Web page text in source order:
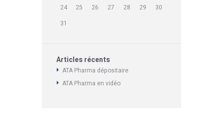
24
25 26 27 28 29
30
31
Articles récents
ATA Pharma dépositaire
ATA Pharma en vidéo